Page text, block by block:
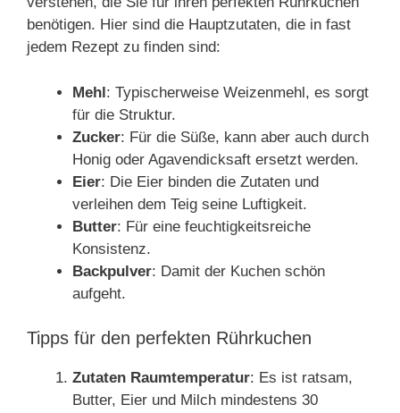
benötigen. Hier sind die Hauptzutaten, die in fast
jedem Rezept zu finden sind:
Mehl: Typischerweise Weizenmehl, es sorgt
für die Struktur.
Zucker: Für die Süße, kann aber auch durch
Honig oder Agavendicksaft ersetzt werden.
Eier: Die Eier binden die Zutaten und
verleihen dem Teig seine Luftigkeit.
Butter: Für eine feuchtigkeitsreiche
Konsistenz.
Backpulver: Damit der Kuchen schön
aufgeht.
Tipps für den perfekten Rührkuchen
Zutaten Raumtemperatur: Es ist ratsam,
Butter, Eier und Milch mindestens 30